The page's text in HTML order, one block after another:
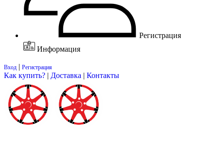
Регистрация
Информация
Вход | Регистрация
Как купить? | Доставка | Контакты